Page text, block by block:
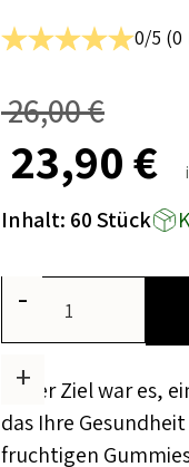
0/5 (0
26,00 €
23,90 €
Inhalt: 60 Stück
-
+
Unser Ziel war es,
das Ihre
fruchtigen